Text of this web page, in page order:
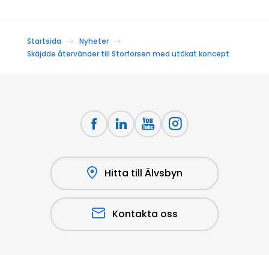
Startsida
Nyheter
Skájdde återvänder till Storforsen med utökat koncept
Hitta till Älvsbyn
Kontakta oss